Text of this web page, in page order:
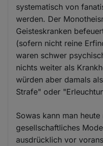
systematisch von
werden. Der
Geisteskranken
(sofern nicht reine
waren schwer
nichts weiter als
würden aber damals
Strafe" oder
Sowas kann man
gesellschaftliches
ausdrücklich vor